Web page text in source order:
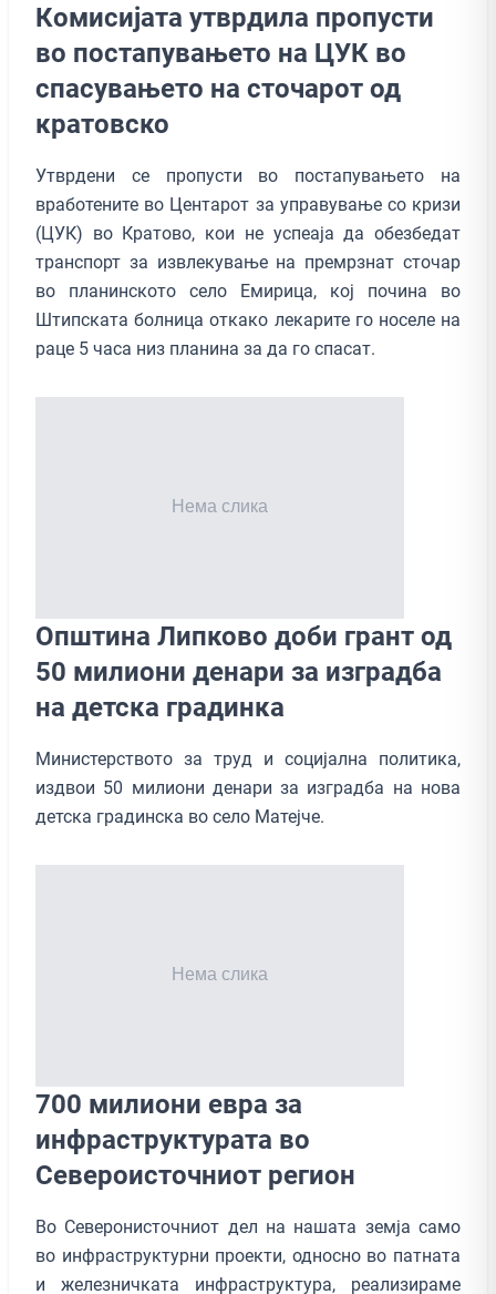
Комисијата утврдила пропусти
во постапувањето на ЦУК во
спасувањето на сточарот од
кратовско
Утврдени се пропусти во постапувањето на
вработените во Центарот за управување со кризи
(ЦУК) во Кратово, кои не успеаја да обезбедат
транспорт за извлекување на премрзнат сточар
во планинското село Емирица, кој почина во
Штипската болница откако лекарите го носеле на
раце 5 часа низ планина за да го спасат.
Општина Липково доби грант од
50 милиони денари за изградба
на детска градинка
Министерството за труд и социјална политика,
издвои 50 милиони денари за изградба на нова
детска градинска во село Матејче.
700 милиони евра за
инфраструктурата во
Североисточниот регион
Во Северонисточниот дел на нашата земја само
во инфраструктурни проекти, односно во патната
и железничката инфраструктура, реализираме